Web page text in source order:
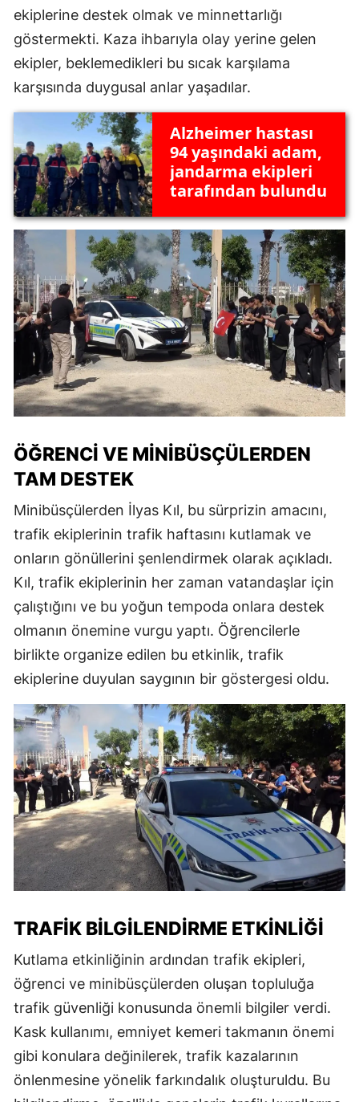
ekiplerine destek olmak ve minnettarlığı
göstermekti. Kaza ihbarıyla olay yerine gelen
ekipler, beklemedikleri bu sıcak karşılama
karşısında duygusal anlar yaşadılar.
Alzheimer hastası
94 yaşındaki adam,
jandarma ekipleri
tarafından bulundu
ÖĞRENCI VE MINIBÜSÇÜLERDEN
TAM DESTEK
Minibüsçülerden İlyas Kıl, bu sürprizin amacını,
trafik ekiplerinin trafik haftasını kutlamak ve
onların gönüllerini şenlendirmek olarak açıkladı.
Kıl, trafik ekiplerinin her zaman vatandaşlar için
çalıştığını ve bu yoğun tempoda onlara destek
olmanın önemine vurgu yaptı. Öğrencilerle
birlikte organize edilen bu etkinlik, trafik
ekiplerine duyulan saygının bir göstergesi oldu.
TRAFIK BILGILENDIRME ETKINLIĞI
Kutlama etkinliğinin ardından trafik ekipleri,
öğrenci ve minibüsçülerden oluşan topluluğa
trafik güvenliği konusunda önemli bilgiler verdi.
Kask kullanımı, emniyet kemeri takmanın önemi
gibi konulara değinilerek, trafik kazalarının
önlenmesine yönelik farkındalık oluşturuldu. Bu